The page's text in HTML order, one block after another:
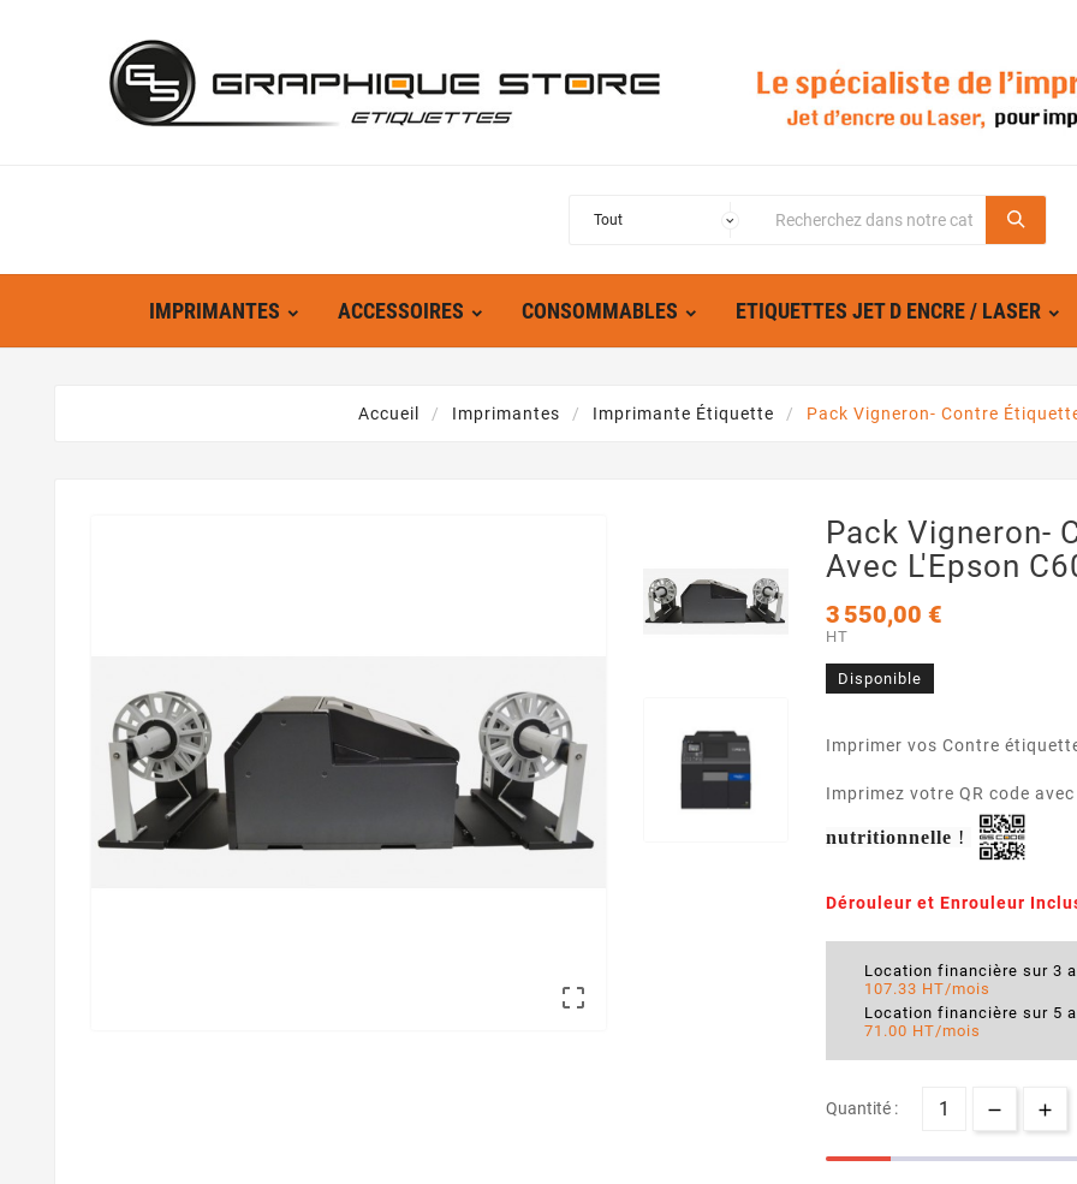
IMPRIMANTES ACCESSOIRES CONSOMMABLES ETIQUETTES JET D ENCRE / LASER
Accueil Imprimantes Imprimante Étiquette Pack Vigneron- Contre

Pack Vigneron-
Avec L'Epson
3 550,00 €
HT
Disponible
Imprimer vos Contre
Imprimez votre QR code
nutritionnelle !
Dérouleur et Enrouleur
Location financière sur 3
107.33 HT/mois
Location financière sur 5
71.00 HT/mois
Quantité :